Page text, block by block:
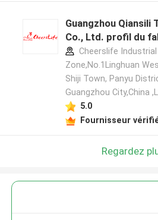
Guangzhou Qiansili
Co., Ltd. profil du
Cheerslife Industrial
Zone,No.1Linghuan
Shiji Town, Panyu
Guangzhou City,China
5.0
Fournisseur
Regardez